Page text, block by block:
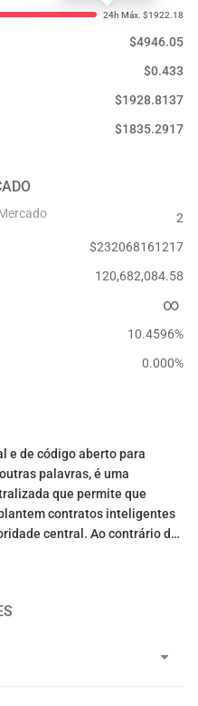
$4946.05
$0.433
$1928.8137
$1835.2917
2
$232068161217
120,682,084.58
∞
10.4596%
0.000%
e de código aberto para
palavras, é uma
que permite que
contratos inteligentes
central. Ao contrário do
global programável onde
bilhões em aplicações DeFi,